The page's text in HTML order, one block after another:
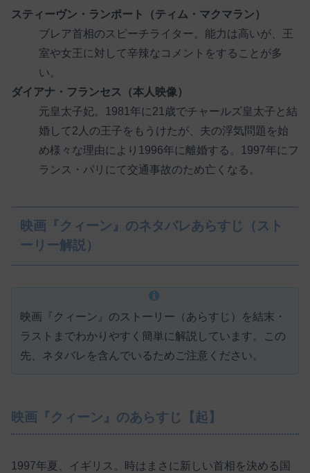
スティーヴン・ランポート（ティム・マクマラン）
ブレア首相のスピーチライター。能力は高いが、王
室や女王に対して辛辣なコメントをすることが多
い。
ダイアナ・フランセス（本人映像）
元皇太子妃。1981年に21歳でチャールズ皇太子と結
婚して2人の王子をもうけたが、夫の浮気問題を始
め様々な理由により1996年に離婚する。1997年にフ
ランス・パリにて交通事故のため亡くなる。
映画『クィーン』のネタバレあらすじ（スト
ーリー解説）
映画『クィーン』のストーリー（あらすじ）を結末・
ラストまでわかりやすく簡単に解説しています。この
先、ネタバレを含んでいるためご注意ください。
映画『クィーン』のあらすじ【起】
1997年夏、イギリス。時はまさに新しい首相を決める国